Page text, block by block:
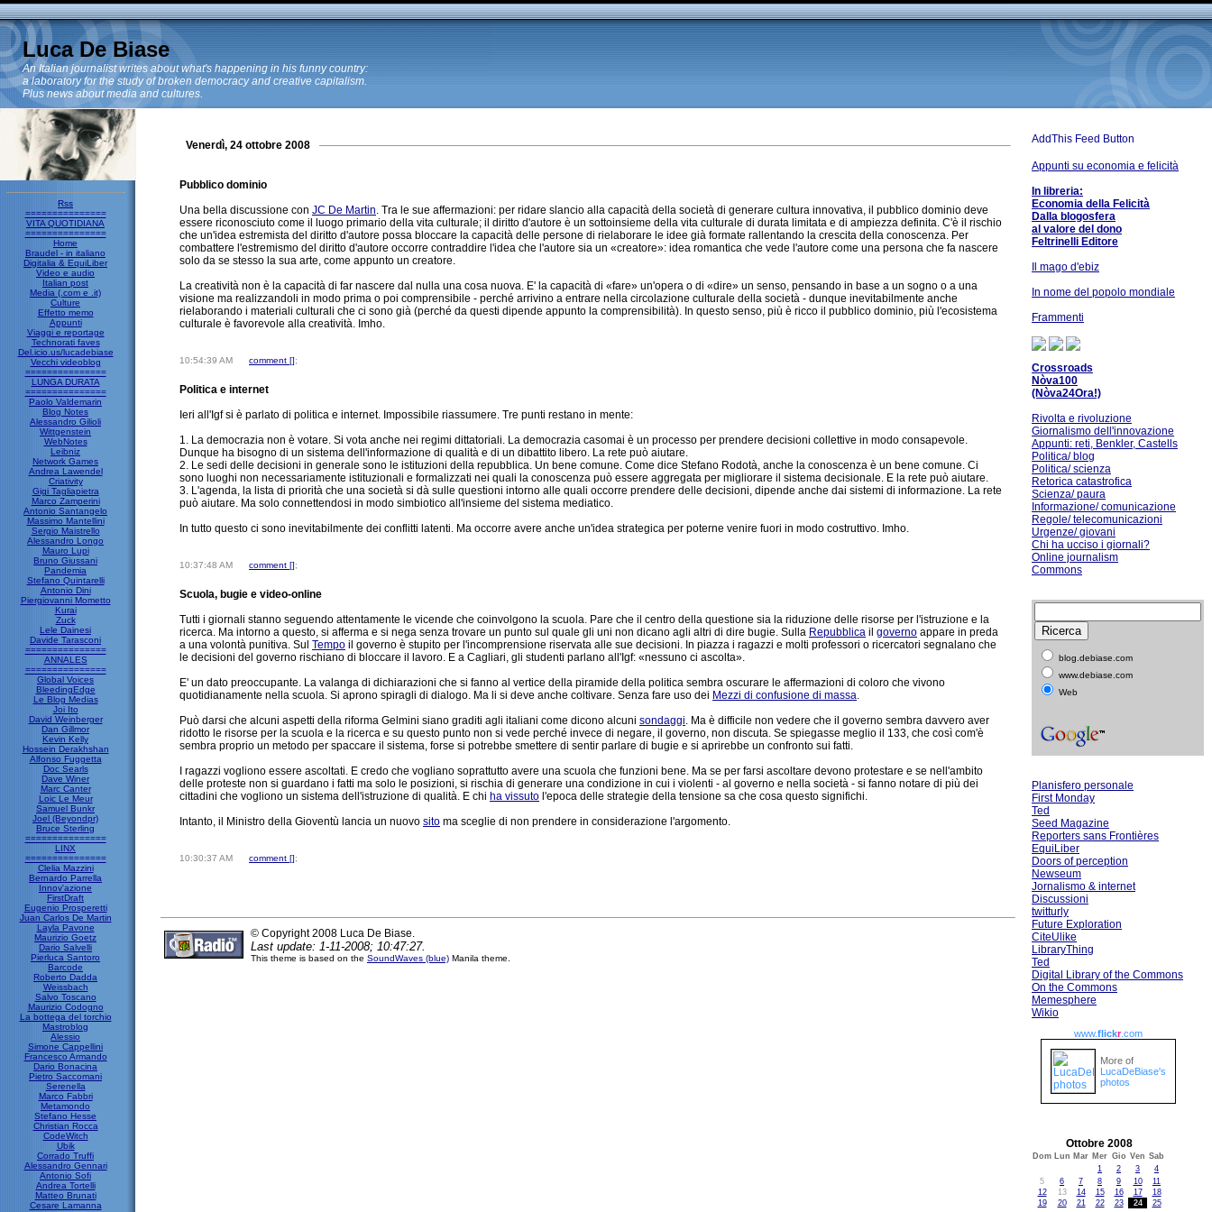
Luca De Biase
An Italian journalist writes about what's happening in his funny country:
a laboratory for the study of broken democracy and creative capitalism.
Plus news about media and cultures.
Rss
===============
VITA QUOTIDIANA
===============
Home
Braudel - in italiano
Digitalia & EquiLiber
Video e audio
Italian post
Media (.com e .it)
Culture
Effetto memo
Appunti
Viaggi e reportage
Technorati faves
Del.icio.us/lucadebiase
Vecchi videoblog
===============
LUNGA DURATA
===============
Paolo Valdemarin
Blog Notes
Alessandro Gilioli
Wittgenstein
WebNotes
Leibniz
Network Games
Andrea Lawendel
Criativity
Gigi Tagliapietra
Marco Zamperini
Antonio Santangelo
Massimo Mantellini
Sergio Maistrello
Alessandro Longo
Mauro Lupi
Bruno Giussani
Pandemia
Stefano Quintarelli
Antonio Dini
Piergiovanni Mometto
Kurai
Zuck
Lele Dainesi
Davide Tarasconi
===============
ANNALES
===============
Global Voices
BleedingEdge
Le Blog Medias
Joi Ito
David Weinberger
Dan Gillmor
Kevin Kelly
Hossein Derakhshan
Alfonso Fuggetta
Doc Searls
Dave Winer
Marc Canter
Loic Le Meur
Samuel Bunkr
Joel (Beyondpr)
Bruce Sterling
===============
LINX
===============
Clelia Mazzini
Bernardo Parrella
Innov'azione
FirstDraft
Eugenio Prosperetti
Juan Carlos De Martin
Layla Pavone
Maurizio Goetz
Dario Salvelli
Pierluca Santoro
Barcode
Roberto Dadda
Weissbach
Salvo Toscano
Maurizio Codogno
La bottega del torchio
Mastroblog
Alessio
Simone Cappellini
Francesco Armando
Dario Bonacina
Pietro Saccomani
Serenella
Marco Fabbri
Metamondo
Stefano Hesse
Christian Rocca
CodeWitch
Ubik
Corrado Truffi
Alessandro Gennari
Antonio Sofi
Andrea Tortelli
Matteo Brunati
Cesare Lamanna
Venerdì, 24 ottobre 2008
Pubblico dominio
Una bella discussione con JC De Martin. Tra le sue affermazioni: per ridare slancio alla capacità della società di generare cultura innovativa, il pubblico dominio deve
essere riconosciuto come il luogo primario della vita culturale; il diritto d'autore è un sottoinsieme della vita culturale di durata limitata e di ampiezza definita. C'è il rischio
che un'idea estremista del diritto d'autore possa bloccare la capacità delle persone di rielaborare le idee già formate rallentando la crescita della conoscenza. Per
combattere l'estremismo del diritto d'autore occorre contraddire l'idea che l'autore sia un «creatore»: idea romantica che vede l'autore come una persona che fa nascere
solo da se stesso la sua arte, come appunto un creatore.
La creatività non è la capacità di far nascere dal nulla una cosa nuova. E' la capacità di «fare» un'opera o di «dire» un senso, pensando in base a un sogno o a una
visione ma realizzandoli in modo prima o poi comprensibile - perché arrivino a entrare nella circolazione culturale della società - dunque inevitabilmente anche
rielaborando i materiali culturali che ci sono già (perché da questi dipende appunto la comprensibilità). In questo senso, più è ricco il pubblico dominio, più l'ecosistema
culturale è favorevole alla creatività. Imho.
10:54:39 AM comment [];
Politica e internet
Ieri all'Igf si è parlato di politica e internet. Impossibile riassumere. Tre punti restano in mente:
1. La democrazia non è votare. Si vota anche nei regimi dittatoriali. La democrazia casomai è un processo per prendere decisioni collettive in modo consapevole.
Dunque ha bisogno di un sistema dell'informazione di qualità e di un dibattito libero. La rete può aiutare.
2. Le sedi delle decisioni in generale sono le istituzioni della repubblica. Un bene comune. Come dice Stefano Rodotà, anche la conoscenza è un bene comune. Ci
sono luoghi non necessariamente istituzionali e formalizzati nei quali la conoscenza può essere aggregata per migliorare il sistema decisionale. E la rete può aiutare.
3. L'agenda, la lista di priorità che una società si dà sulle questioni intorno alle quali occorre prendere delle decisioni, dipende anche dai sistemi di informazione. La rete
può aiutare. Ma solo connettendosi in modo simbiotico all'insieme del sistema mediatico.
In tutto questo ci sono inevitabilmente dei conflitti latenti. Ma occorre avere anche un'idea strategica per poterne venire fuori in modo costruttivo. Imho.
10:37:48 AM comment [];
Scuola, bugie e video-online
Tutti i giornali stanno seguendo attentamente le vicende che coinvolgono la scuola. Pare che il centro della questione sia la riduzione delle risorse per l'istruzione e la
ricerca. Ma intorno a questo, si afferma e si nega senza trovare un punto sul quale gli uni non dicano agli altri di dire bugie. Sulla Repubblica il governo appare in preda
a una volontà punitiva. Sul Tempo il governo è stupito per l'incomprensione riservata alle sue decisioni. In piazza i ragazzi e molti professori o ricercatori segnalano che
le decisioni del governo rischiano di bloccare il lavoro. E a Cagliari, gli studenti parlano all'Igf: «nessuno ci ascolta».
E' un dato preoccupante. La valanga di dichiarazioni che si fanno al vertice della piramide della politica sembra oscurare le affermazioni di coloro che vivono
quotidianamente nella scuola. Si aprono spiragli di dialogo. Ma li si deve anche coltivare. Senza fare uso dei Mezzi di confusione di massa.
Può darsi che alcuni aspetti della riforma Gelmini siano graditi agli italiani come dicono alcuni sondaggi. Ma è difficile non vedere che il governo sembra davvero aver
ridotto le risorse per la scuola e la ricerca e su questo punto non si vede perché invece di negare, il governo, non discuta. Se spiegasse meglio il 133, che così com'è
sembra proprio un metodo per spaccare il sistema, forse si potrebbe smettere di sentir parlare di bugie e si aprirebbe un confronto sui fatti.
I ragazzi vogliono essere ascoltati. E credo che vogliano soprattutto avere una scuola che funzioni bene. Ma se per farsi ascoltare devono protestare e se nell'ambito
delle proteste non si guardano i fatti ma solo le posizioni, si rischia di generare una condizione in cui i violenti - al governo e nella società - si fanno notare di più dei
cittadini che vogliono un sistema dell'istruzione di qualità. E chi ha vissuto l'epoca delle strategie della tensione sa che cosa questo significhi.
Intanto, il Ministro della Gioventù lancia un nuovo sito ma sceglie di non prendere in considerazione l'argomento.
10:30:37 AM comment [];
© Copyright 2008 Luca De Biase.
Last update: 1-11-2008; 10:47:27.
This theme is based on the SoundWaves (blue) Manila theme.
Appunti su economia e felicità
In libreria:
Economia della Felicità
Dalla blogosfera
al valore del dono
Feltrinelli Editore
Il mago d'ebiz
In nome del popolo mondiale
Frammenti
Crossroads
Nòva100
(Nòva24Ora!)
Rivolta e rivoluzione
Giornalismo dell'innovazione
Appunti: reti, Benkler, Castells
Politica/ blog
Politica/ scienza
Retorica catastrofica
Scienza/ paura
Informazione/ comunicazione
Regole/ telecomunicazioni
Urgenze/ giovani
Chi ha ucciso i giornali?
Online journalism
Commons
blog.debiase.com
www.debiase.com
Web
Planisfero personale
First Monday
Ted
Seed Magazine
Reporters sans Frontières
EquiLiber
Doors of perception
Newseum
Jornalismo & internet
Discussioni
twitturly
Future Exploration
CiteUlike
LibraryThing
Ted
Digital Library of the Commons
On the Commons
Memesphere
Wikio
www.flickr.com
More of
LucaDeBiase's
photos
Ottobre 2008
Dom Lun Mar Mer Gio Ven Sab
1
2 3
4
5
6 7 8 9 10
11
12
13 14 15 16 17
18
19
20 21 22 23 24
25